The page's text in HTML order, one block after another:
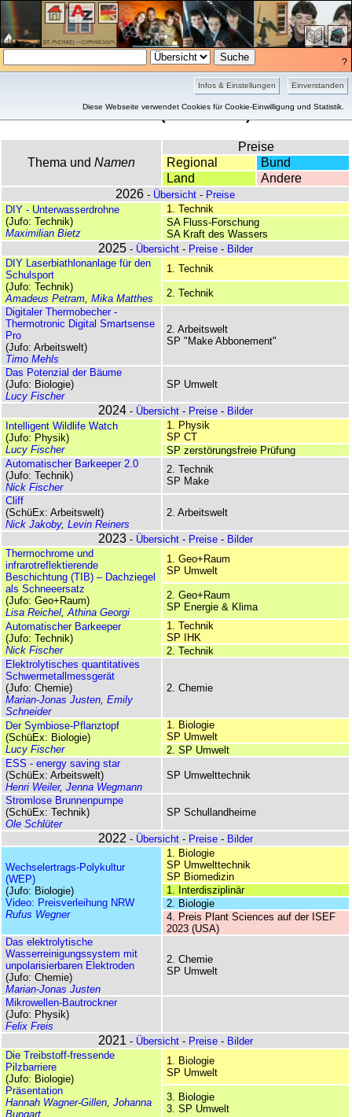
Einverstanden
Infos & Einstellungen
Diese Webseite verwendet Cookies für Cookie-Einwilligung und Statistik.
?
Gesamtübersicht(289 Treffer)
Thema und Namen
Preise
Regional
Bund
Land
Andere
2026 - Übersicht - Preise
DIY - Unterwasserdrohne
(Jufo: Technik)
Maximilian Bietz
1. Technik
SA Fluss-Forschung
SA Kraft des Wassers
2025 - Übersicht- Preise- Bilder
DIY Laserbiathlonanlage für den
Schulsport
(Jufo: Technik)
Amadeus Petram Mika Matthes
1. Technik
2. Technik
Digitaler Thermobecher -
Thermotronic Digital Smartsense
Pro
(Jufo: Arbeitswelt)
Timo Mehls
2. Arbeitswelt
SP "Make Abbonement"
Das Potenzial der Bäume
(Jufo: Biologie)
Lucy Fischer
SP Umwelt
2024 - Übersicht- Preise- Bilder
Intelligent Wildlife Watch
(Jufo: Physik)
Lucy Fischer
1. Physik
SP CT
SP zerstörungsfreie Prüfung
Automatischer Barkeeper 2.0
(Jufo: Technik)
Nick Fischer
2. Technik
SP Make
Cliff
(SchüEx: Arbeitswelt)
Nick Jakoby, Levin Reiners
2. Arbeitswelt
2023 - Übersicht- Preise- Bilder
Thermochrome und
infrarotreflektierende
Beschichtung (TIB) – Dachziegel
als Schneeersatz
(Jufo: Geo+Raum)
Lisa Reichel Athina Georgi
1. Geo+Raum
SP Umwelt
2. Geo+Raum
SP Energie & Klima
Automatischer Barkeeper
(Jufo: Technik)
Nick Fischer
1. Technik
SP IHK
2. Technik
Elektrolytisches quantitatives
Schwermetallmessgerät
(Jufo: Chemie)
Marian-Jonas Justen Emily
Schneider
2. Chemie
Der Symbiose-Pflanztopf
(SchüEx: Biologie)
Lucy Fischer
1. Biologie
SP Umwelt
2. SP Umwelt
ESS - energy saving star
(SchüEx: Arbeitswelt)
Henri Weiler, Jenna Wegmann
SP Umwelttechnik
Stromlose Brunnenpumpe
(SchüEx: Technik)
Ole Schlüter
SP Schullandheime
2022 - Übersicht- Preise- Bilder
Wechselertrags-Polykultur
(WEP)
(Jufo: Biologie)
Video: Preis­verleihung NRW
Rufus Wegner
1. Biologie
SP Umwelttechnik
SP Biomedizin
1. Interdisziplinär
2. Biologie
4. Preis Plant Sciences auf der ISEF
2023 (USA)
Das elektrolytische
Wasserreinigungssystem mit
unpolarisierbaren Elektroden
(Jufo: Chemie)
Marian-Jonas Justen
2. Chemie
SP Umwelt
Mikrowellen-Bautrockner
(Jufo: Physik)
Felix Freis
2021 - Übersicht- Preise- Bilder
Die Treibstoff-fressende
Pilzbarriere
(Jufo: Biologie)
Präsentation
Hannah Wagner-Gillen Johanna
Bungart
1. Biologie
SP Umwelt
3. Biologie
3. SP Umwelt